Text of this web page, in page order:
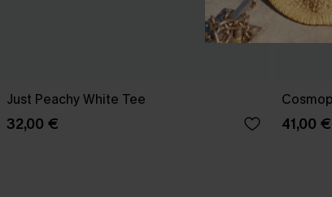
Just Peachy White Tee
32,00 € 41,00 €